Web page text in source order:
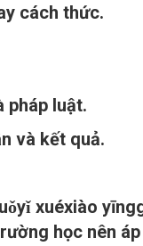
cách thức.
pháp luật.
và kết quả.
xuéxiào
học nên